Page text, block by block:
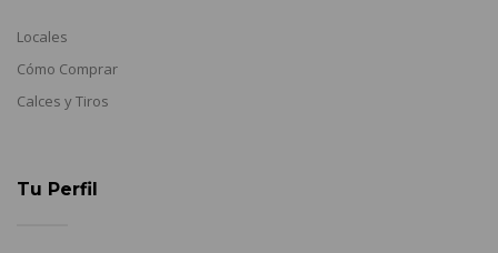
Locales
Cómo Comprar
Calces y Tiros
Tu Perfil